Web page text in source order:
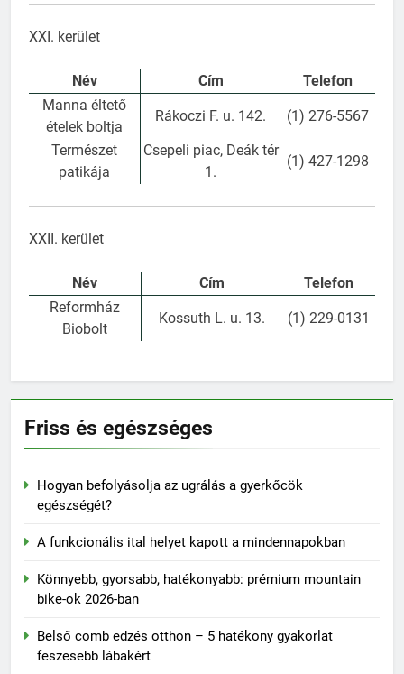
XXI. kerület
Név Cím
Telefon
Manna éltető
ételek boltja
Rákoczi F. u. 142.
(1) 276-5567
Természet
patikája
Csepeli piac, Deák tér
1.
(1) 427-1298
XXII. kerület
Név Cím
Telefon
Reformház
Biobolt
Kossuth L. u. 13. (1) 229-0131
Friss és egészséges
Hogyan befolyásolja az ugrálás a gyerkőcök
egészségét?
A funkcionális ital helyet kapott a mindennapokban
Könnyebb, gyorsabb, hatékonyabb: prémium mountain
bike-ok 2026-ban
Belső comb edzés otthon – 5 hatékony gyakorlat
feszesebb lábakért